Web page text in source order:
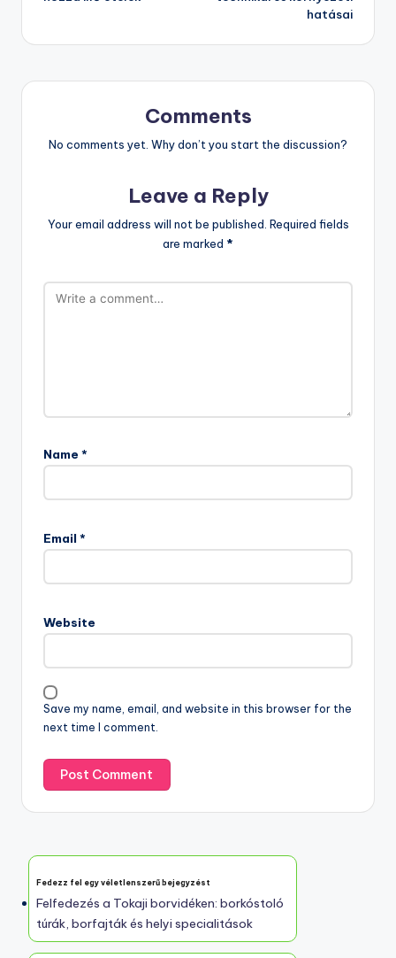
hatásai
Comments
No comments yet. Why don’t you start the discussion?
Leave a Reply
Your email address will not be published. Required fields
are marked *
Name *
Email *
Website
Save my name, email, and website in this browser for the
next time I comment.
Fedezz fel egy véletlenszerű bejegyzést
Felfedezés a Tokaji borvidéken: borkóstoló
túrák, borfajták és helyi specialitások